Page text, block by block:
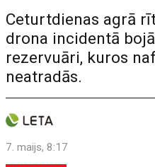
Ceturtdienas agrā
drona incidentā
rezervuāri, kuros
neatradās.
7. maijs, 8:17